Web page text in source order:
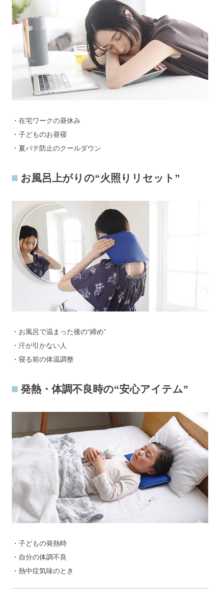
・在宅ワークの昼休み
・子どものお昼寝
・夏バテ防止のクールダウン
お風呂上がりの“火照りリセット”
・お風呂で温まった後の“締め”
・汗が引かない人
・寝る前の体温調整
発熱・体調不良時の“安心アイテム”
・子どもの発熱時
・自分の体調不良
・熱中症気味のとき